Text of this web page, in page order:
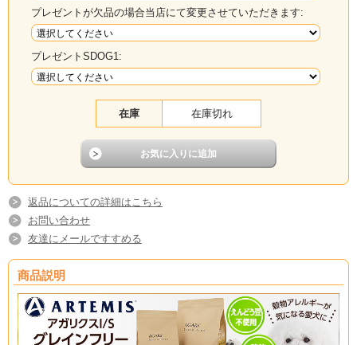
プレゼントが欠品の場合当店にて変更させていただきます:
プレゼントSDOG1:
在庫 在庫切れ
返品についての詳細はこちら
お問い合わせ
友達にメールですすめる
商品説明